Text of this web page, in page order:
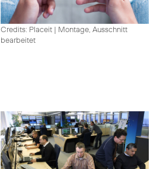
Credits: Placeit | Montage, Ausschnitt
bearbeitet